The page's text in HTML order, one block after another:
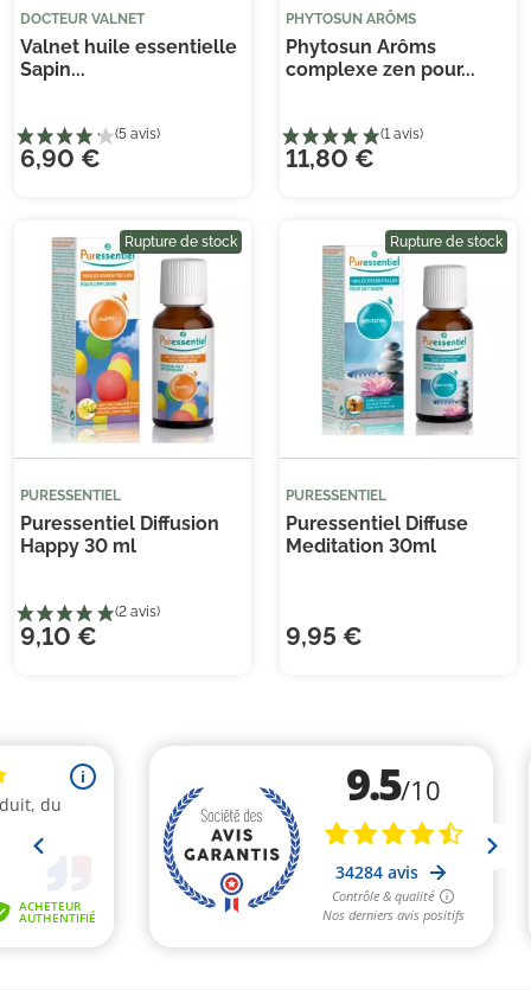
(19 avis)
DOCTEUR VALNET
Valnet huile essentielle
Sapin...
6,90 €
PHYTOSUN ARÔMS
Phytosun Arôms
complexe zen pour...
11,80 €
Rupture de stock
PURESSENTIEL
Puressentiel Diffusion
Happy 30 ml
9,10 €
Rupture de stock
PURESSENTIEL
Puressentiel Diffuse
Meditation 30ml
9,95 €
promotionnelles. Consultez notre politique de
confidentialité.